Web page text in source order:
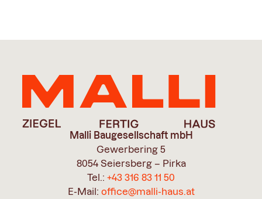
Malli Baugesellschaft mbH
Gewerbering 5
8054 Seiersberg – Pirka
Tel.: +43 316 83 11 50
E-Mail: office@malli-haus.at